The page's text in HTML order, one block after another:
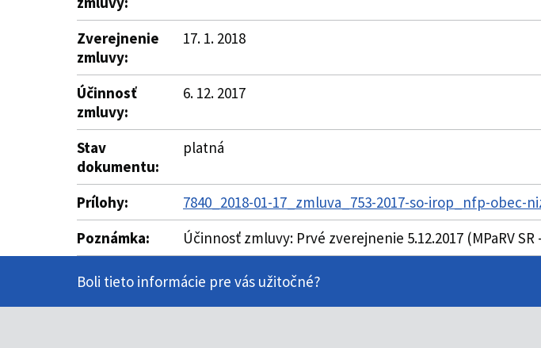
Zverejnenie
zmluvy:
17. 1. 2018
Účinnosť
zmluvy:
6. 12. 2017
Stav
dokumentu:
platná
Prílohy:
7840_2018-01-17_zmluva_753-2017-so-irop_nfp-obec-
Poznámka:
Účinnosť zmluvy: Prvé zverejnenie 5.12.2017 (MPaRV
Boli tieto informácie pre vás užitočné?